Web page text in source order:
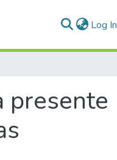
Log In
presente